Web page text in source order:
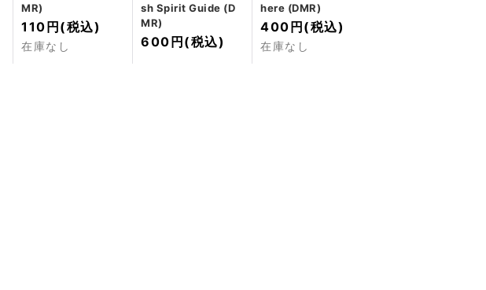
MR)
110円 (税込)
在庫なし
sh Spirit Guide (D
MR)
600円 (税込)
here (DMR)
400円 (税込)
在庫なし